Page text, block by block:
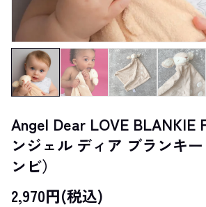
Angel Dear LOVE BLANKIE
ンジェル ディア ブランキ
ンビ）
2,970円(税込)